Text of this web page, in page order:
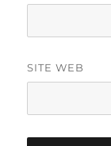
SITE WEB